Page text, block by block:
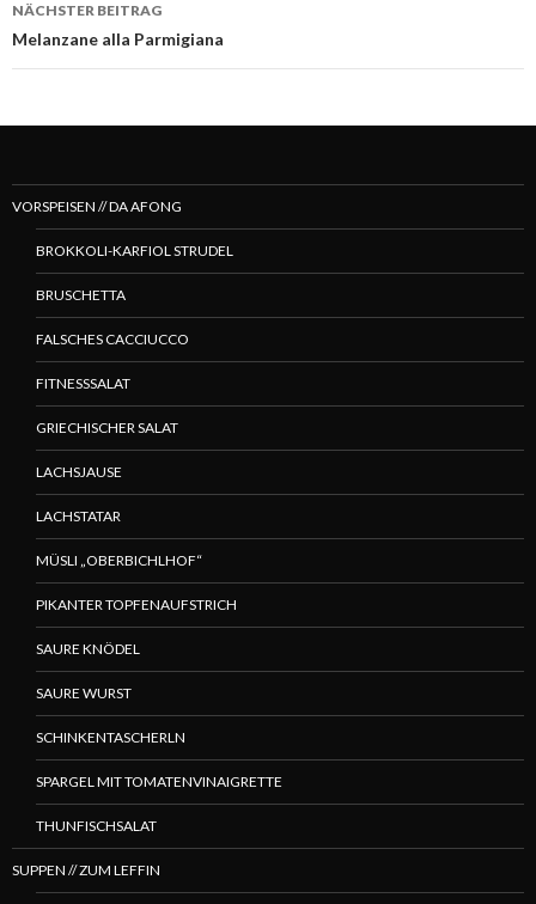
NÄCHSTER BEITRAG
Melanzane alla Parmigiana
VORSPEISEN // DA AFONG
BROKKOLI-KARFIOL STRUDEL
BRUSCHETTA
FALSCHES CACCIUCCO
FITNESSSALAT
GRIECHISCHER SALAT
LACHSJAUSE
LACHSTATAR
MÜSLI „OBERBICHLHOF“
PIKANTER TOPFENAUFSTRICH
SAURE KNÖDEL
SAURE WURST
SCHINKENTASCHERLN
SPARGEL MIT TOMATENVINAIGRETTE
THUNFISCHSALAT
SUPPEN // ZUM LEFFIN